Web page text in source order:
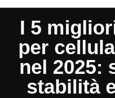
I 5
per
nel 2025:
stabilità